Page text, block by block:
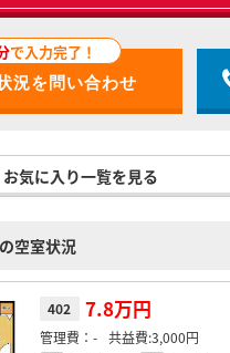
で入力完了！
お気に入り一覧を見る
空室状況
402 7.8万円
- 3,000円